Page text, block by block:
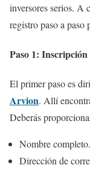
inversores serios. A
registro paso a paso
Paso 1:
El primer paso es
Arvion. Allí
Deberás
Nombre completo.
Dirección de